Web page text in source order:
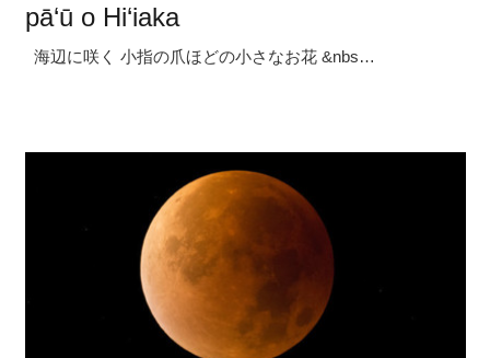
pā‘ū o Hi‘iaka
海辺に咲く 小指の爪ほどの小さなお花 &nbs…